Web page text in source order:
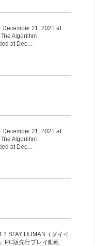
December 21, 2021 at
Algorithm
at Dec…
December 21, 2021 at
Algorithm
at Dec…
2 STAY HUMAN（ダイイ
PC版先行プレイ動画